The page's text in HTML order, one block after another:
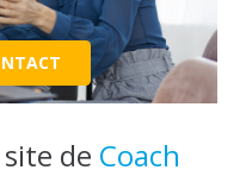
de Coach